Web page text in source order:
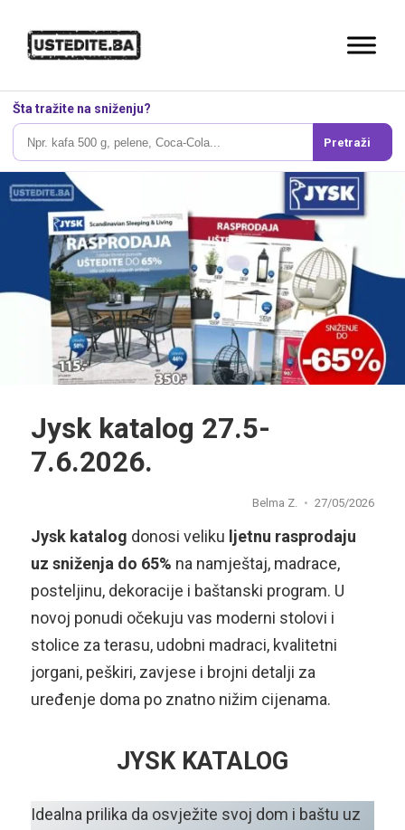
Šta tražite na sniženju?
Pretraži
Jysk katalog 27.5-
7.6.2026.
Belma Z. 27/05/2026
Jysk katalog donosi veliku ljetnu rasprodaju
uz sniženja do 65% na namještaj, madrace,
posteljinu, dekoracije i baštanski program. U
novoj ponudi očekuju vas moderni stolovi i
stolice za terasu, udobni madraci, kvalitetni
jorgani, peškiri, zavjese i brojni detalji za
uređenje doma po znatno nižim cijenama.
JYSK KATALOG
Idealna prilika da osvježite svoj dom i baštu uz